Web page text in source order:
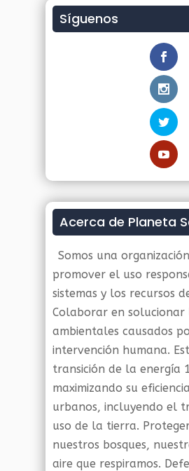
Síguenos
Acerca de Planeta
Somos una
promover el uso
sistemas y los recursos
Colaborar en solucionar
ambientales causados
intervención humana.
transición de la energía
maximizando su
urbanos, incluyendo el
uso de la tierra.
nuestros bosques,
aire que respiramos.